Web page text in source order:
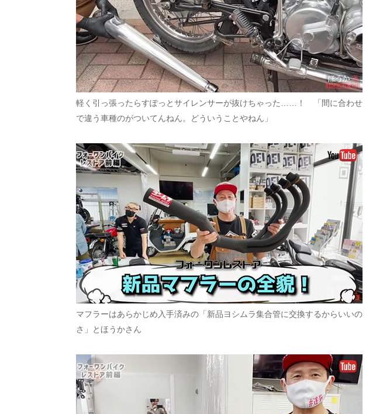
軽く引っ張ったらすぽっとサイレンサーが抜けちゃった……！ 「間に合わせ
で違う車種のがついてんねん。どういうことやねん」
マフラーはあらかじめ入手済みの「新品ヨシムラ集合管に交換するからいいの
さ」とほうかさん